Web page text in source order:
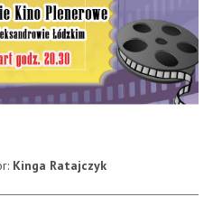
Kinga Ratajczyk